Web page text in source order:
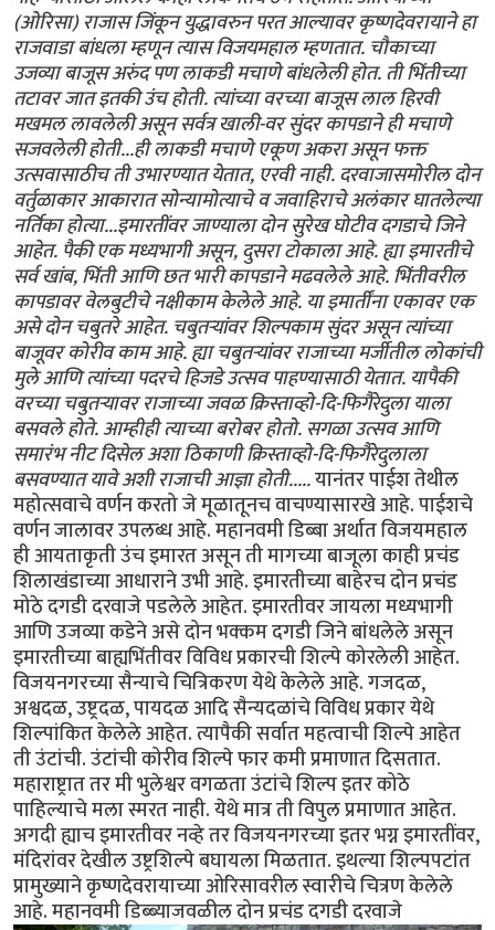
(ओरिसा) राजास जिंकून युद्धावरुन परत आल्यावर कृष्णदेवरायाने हा
राजवाडा बांधला म्हणून त्यास विजयमहाल म्हणतात. चौकाच्या
उजव्या बाजूस अरुंद पण लाकडी मचाणे बांधलेली होत. ती भिंतीच्या
तटावर जात इतकी उंच होती. त्यांच्या वरच्या बाजूस लाल हिरवी
मखमल लावलेली असून सर्वत्र खाली-वर सुंदर कापडाने ही मचाणे
सजवलेली होती...ही लाकडी मचाणे एकूण अकरा असून फक्त
उत्सवासाठीच ती उभारण्यात येतात, एरवी नाही. दरवाजासमोरील दोन
वर्तुळाकार आकारात सोन्यामोत्याचे व जवाहिराचे अलंकार घातलेल्या
नर्तिका होत्या...इमारतींवर जाण्याला दोन सुरेख घोटीव दगडाचे जिने
आहेत. पैकी एक मध्यभागी असून, दुसरा टोकाला आहे. ह्या इमारतीचे
सर्व खांब, भिंती आणि छत भारी कापडाने मढवलेले आहे. भिंतीवरील
कापडावर वेलबुटीचे नक्षीकाम केलेले आहे. या इमार्तींना एकावर एक
असे दोन चबुतरे आहेत. चबुतर्‍यांवर शिल्पकाम सुंदर असून त्यांच्या
बाजूवर कोरीव काम आहे. ह्या चबुतर्‍यांवर राजाच्या मर्जीतील लोकांची
मुले आणि त्यांच्या पदरचे हिजडे उत्सव पाहण्यासाठी येतात. यापैकी
वरच्या चबुतर्‍यावर राजाच्या जवळ क्रिस्ताव्हो-दि-फिगैरेदुला याला
बसवले होते. आम्हीही त्याच्या बरोबर होतो. सगळा उत्सव आणि
समारंभ नीट दिसेल अशा ठिकाणी क्रिस्ताव्हो-दि-फिगैरेदुलाला
बसवण्यात यावे अशी राजाची आज्ञा होती.....यानंतर पाईश तेथील
महोत्सवाचे वर्णन करतो जे मूळातूनच वाचण्यासारखे आहे. पाईशचे
वर्णन जालावर उपलब्ध आहे. महानवमी डिब्बा अर्थात विजयमहाल
ही आयताकृती उंच इमारत असून ती मागच्या बाजूला काही प्रचंड
शिलाखंडाच्या आधाराने उभी आहे. इमारतीच्या बाहेरच दोन प्रचंड
मोठे दगडी दरवाजे पडलेले आहेत. इमारतीवर जायला मध्यभागी
आणि उजव्या कडेने असे दोन भक्कम दगडी जिने बांधलेले असून
इमारतीच्या बाह्यभिंतीवर विविध प्रकारची शिल्पे कोरलेली आहेत.
विजयनगरच्या सैन्याचे चित्रिकरण येथे केलेले आहे. गजदळ,
अश्वदळ, उष्ट्रदळ, पायदळ आदि सैन्यदळांचे विविध प्रकार येथे
शिल्पांकित केलेले आहेत. त्यापैकी सर्वात महत्वाची शिल्पे आहेत
ती उंटांची. उंटांची कोरीव शिल्पे फार कमी प्रमाणात दिसतात.
महाराष्ट्रात तर मी भुलेश्वर वगळता उंटांचे शिल्प इतर कोठे
पाहिल्याचे मला स्मरत नाही. येथे मात्र ती विपुल प्रमाणात आहेत.
अगदी ह्याच इमारतीवर नव्हे तर विजयनगरच्या इतर भग्न इमारतींवर,
मंदिरांवर देखील उष्ट्रशिल्पे बघायला मिळतात. इथल्या शिल्पपटांत
प्रामुख्याने कृष्णदेवरायाच्या ओरिसावरील स्वारीचे चित्रण केलेले
आहे. महानवमी डिब्ब्याजवळील दोन प्रचंड दगडी दरवाजे